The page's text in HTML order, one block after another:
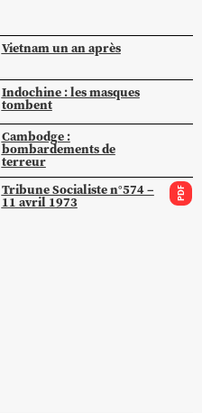
Vietnam un an après
Indochine : les masques
tombent
Cambodge :
bombardements de
terreur
Tribune Socialiste n°574 –
11 avril 1973 PDF